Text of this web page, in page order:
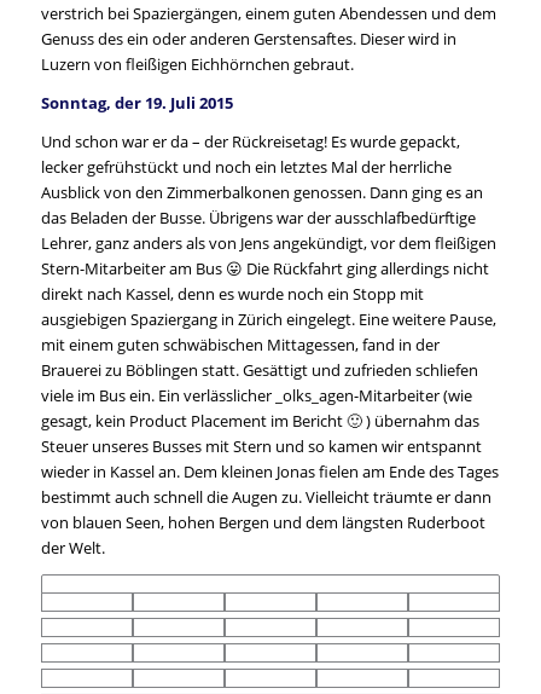
verstrich bei Spaziergängen, einem guten Abendessen und dem
Genuss des ein oder anderen Gerstensaftes. Dieser wird in
Luzern von fleißigen Eichhörnchen gebraut.
Sonntag, der 19. Juli 2015
Und schon war er da – der Rückreisetag! Es wurde gepackt,
lecker gefrühstückt und noch ein letztes Mal der herrliche
Ausblick von den Zimmerbalkonen genossen. Dann ging es an
das Beladen der Busse. Übrigens war der ausschlafbedürftige
Lehrer, ganz anders als von Jens angekündigt, vor dem fleißigen
Stern-Mitarbeiter am Bus 😛 Die Rückfahrt ging allerdings nicht
direkt nach Kassel, denn es wurde noch ein Stopp mit
ausgiebigen Spaziergang in Zürich eingelegt. Eine weitere Pause,
mit einem guten schwäbischen Mittagessen, fand in der
Brauerei zu Böblingen statt. Gesättigt und zufrieden schliefen
viele im Bus ein. Ein verlässlicher _olks_agen-Mitarbeiter (wie
gesagt, kein Product Placement im Bericht 🙂 ) übernahm das
Steuer unseres Busses mit Stern und so kamen wir entspannt
wieder in Kassel an. Dem kleinen Jonas fielen am Ende des Tages
bestimmt auch schnell die Augen zu. Vielleicht träumte er dann
von blauen Seen, hohen Bergen und dem längsten Ruderboot
der Welt.